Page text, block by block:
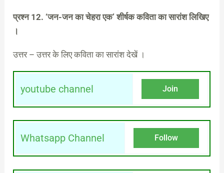
प्रश्न 12. ‘जन-जन का चेहरा एक’ शीर्षक कविता का सारांश लिखिए
।
उत्तर – उत्तर के लिए कविता का सारांश देखें ।
youtube channel Join
Whatsapp Channel Follow